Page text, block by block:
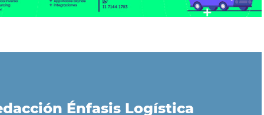
Énfasis Logística